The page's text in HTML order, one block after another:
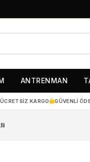
ANTRENMAN
KARGO GÜVENLI